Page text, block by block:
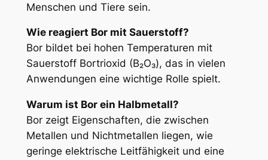
Menschen und Tiere sein.
Wie reagiert Bor mit Sauerstoff?
Bor bildet bei hohen Temperaturen mit
Sauerstoff Bortrioxid (B₂O₃), das in vielen
Anwendungen eine wichtige Rolle spielt.
Warum ist Bor ein Halbmetall?
Bor zeigt Eigenschaften, die zwischen
Metallen und Nichtmetallen liegen, wie
geringe elektrische Leitfähigkeit und eine